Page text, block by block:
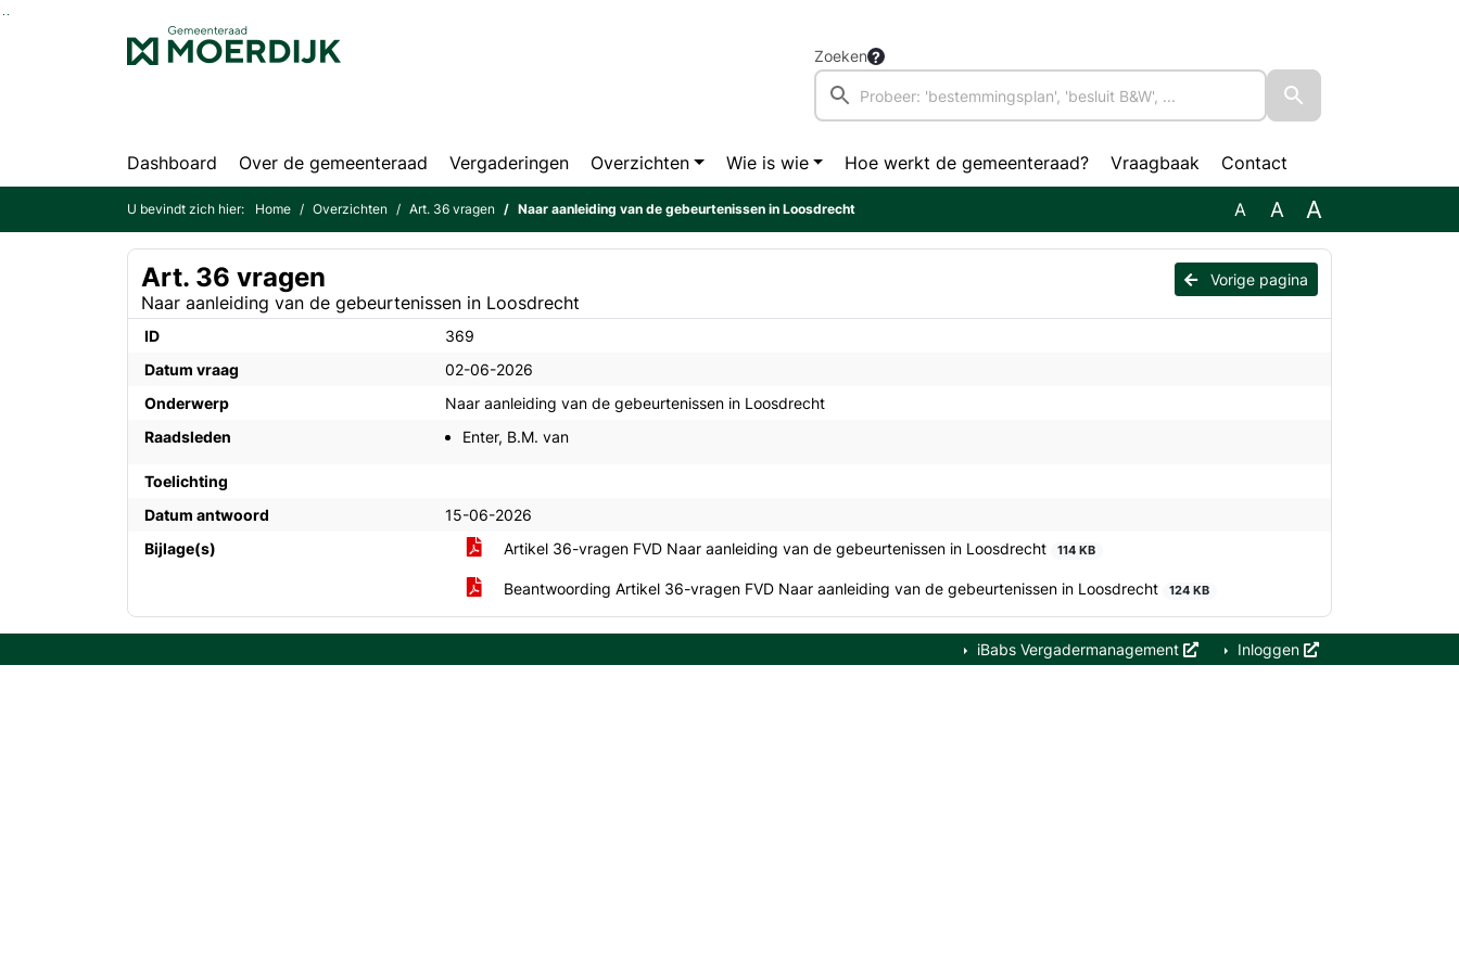
Ga naar de inhoud van deze pagina
Zoeken
Dashboard Over de gemeenteraad Vergaderingen Overzichten Wie is wie Hoe werkt de gemeenteraad? Vraagbaak Contact
U bevindt zich hier: Home Overzichten Art. 36 vragen Naar aanleiding van de gebeurtenissen in Loosdrecht A A A
Vorige pagina
Art. 36 vragen
Naar aanleiding van de gebeurtenissen in Loosdrecht
ID
369
Datum vraag
02-06-2026
Onderwerp
Naar aanleiding van de gebeurtenissen in Loosdrecht
Raadsleden
Enter, B.M. van
Toelichting
Datum antwoord
15-06-2026
Bijlage(s)
Artikel 36-vragen FVD Naar aanleiding van de gebeurtenissen in Loosdrecht 114 KB
Beantwoording Artikel 36-vragen FVD Naar aanleiding van de gebeurtenissen in Loosdrecht 124 KB
iBabs Vergadermanagement Inloggen